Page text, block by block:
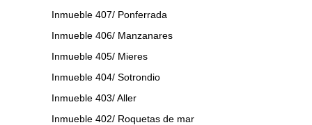
Inmueble 407/ Ponferrada
Inmueble 406/ Manzanares
Inmueble 405/ Mieres
Inmueble 404/ Sotrondio
Inmueble 403/ Aller
Inmueble 402/ Roquetas de mar